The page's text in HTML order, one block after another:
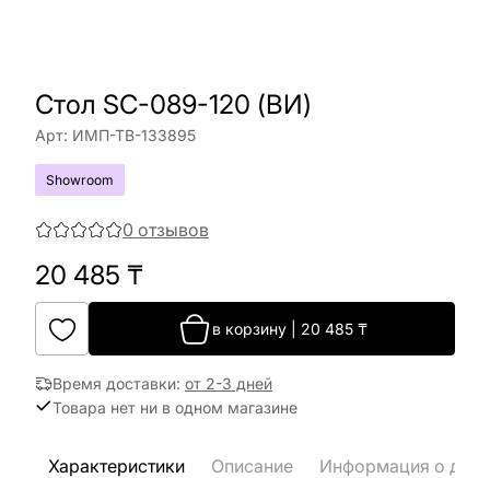
Стол SC-089-120 (ВИ)
Арт: ИМП-ТВ-133895
Showroom
0 отзывов
20 485 ₸
в корзину| 20 485₸
Время доставки: от 2-3 дней
Товара нет ни в одном магазине
Характеристики Описание Информация о